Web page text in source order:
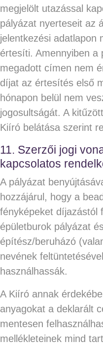
megjelölt utazással
pályázat nyerteseit az
jelentkezési adatlapon
értesíti. Amennyiben a
megadott címen nem
díjat az értesítés első
hónapon belül nem
jogosultságát. A
Kiíró belátása szerint
11. Szerzői jogi
kapcsolatos
A pályázat
hozzájárul, hogy a
fényképeket díjazástól
épületburok pályázat
építész/beruházó
nevének
használhassák.
A Kiíró annak
anyagokat a deklarált
mentesen
mellékleteinek mind